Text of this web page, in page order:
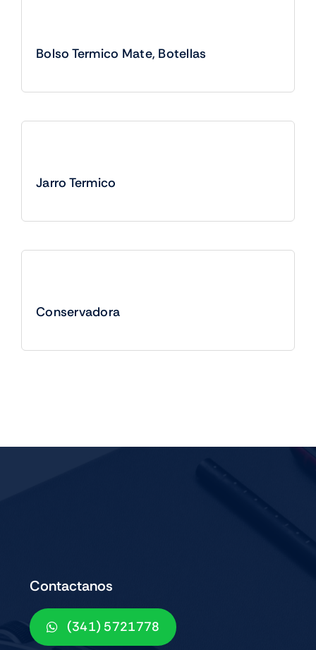
Bolso Termico Mate, Botellas
Jarro Termico
Conservadora
Contactanos
(341) 5721778